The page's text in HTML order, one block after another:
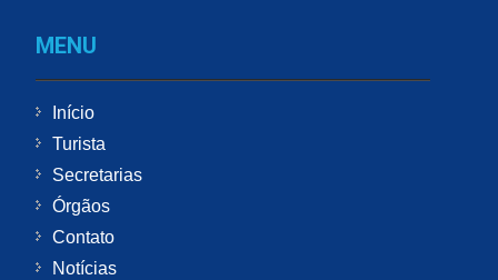
MENU
Início
Turista
Secretarias
Órgãos
Contato
Notícias